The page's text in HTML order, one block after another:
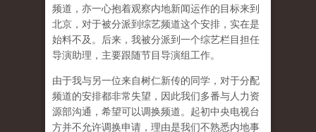
频道，亦一心抱着观察内地新闻运作的目标来到
北京，对于被分派到综艺频道这个安排，实在是
始料不及。后来，我被分派到一个综艺栏目担任
导演助理，主要跟随节目导演组工作。
由于我与另一位来自树仁新传的同学，对于分配
频道的安排都非常失望，因此我们多番与人力资
源部沟通，希望可以调换频道。起初中央电视台
方并不允许调换申请，理由是我们不熟悉内地事